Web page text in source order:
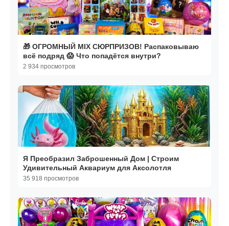
🎁 ОГРОМНЫЙ MIX СЮРПРИЗОВ! Распаковываю
всё подряд 😱 Что попадётся внутри?
2 934 просмотров
Я Преобразил Заброшенный Дом | Строим
Удивительный Аквариум для Аксолотля
35 918 просмотров